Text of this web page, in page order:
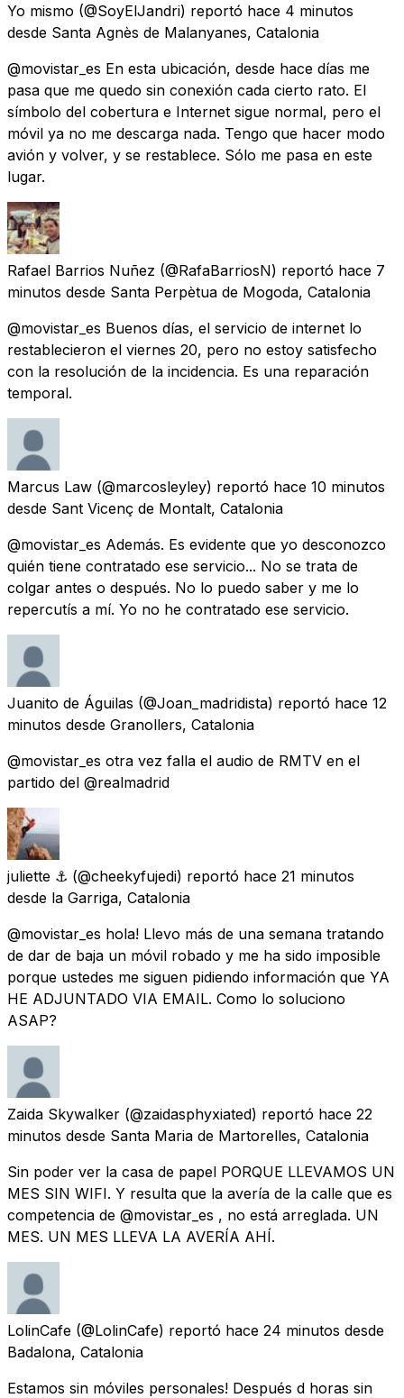
Yo mismo (@SoyElJandri) reportó hace 4 minutos
desde Santa Agnès de Malanyanes, Catalonia
@movistar_es En esta ubicación, desde hace días me
pasa que me quedo sin conexión cada cierto rato. El
símbolo del cobertura e Internet sigue normal, pero el
móvil ya no me descarga nada. Tengo que hacer modo
avión y volver, y se restablece. Sólo me pasa en este
lugar.
Rafael Barrios Nuñez (@RafaBarriosN) reportó hace 7
minutos desde Santa Perpètua de Mogoda, Catalonia
@movistar_es Buenos días, el servicio de internet lo
restablecieron el viernes 20, pero no estoy satisfecho
con la resolución de la incidencia. Es una reparación
temporal.
Marcus Law (@marcosleyley) reportó hace 10 minutos
desde Sant Vicenç de Montalt, Catalonia
@movistar_es Además. Es evidente que yo desconozco
quién tiene contratado ese servicio... No se trata de
colgar antes o después. No lo puedo saber y me lo
repercutís a mí. Yo no he contratado ese servicio.
Juanito de Águilas (@Joan_madridista) reportó hace 12
minutos desde Granollers, Catalonia
@movistar_es otra vez falla el audio de RMTV en el
partido del @realmadrid
juliette ⚓ (@cheekyfujedi) reportó hace 21 minutos
desde la Garriga, Catalonia
@movistar_es hola! Llevo más de una semana tratando
de dar de baja un móvil robado y me ha sido imposible
porque ustedes me siguen pidiendo información que YA
HE ADJUNTADO VIA EMAIL. Como lo soluciono
ASAP?
Zaida Skywalker (@zaidasphyxiated) reportó hace 22
minutos desde Santa Maria de Martorelles, Catalonia
Sin poder ver la casa de papel PORQUE LLEVAMOS UN
MES SIN WIFI. Y resulta que la avería de la calle que es
competencia de @movistar_es , no está arreglada. UN
MES. UN MES LLEVA LA AVERÍA AHÍ.
LolinCafe (@LolinCafe) reportó hace 24 minutos desde
Badalona, Catalonia
Estamos sin móviles personales! Después d horas sin